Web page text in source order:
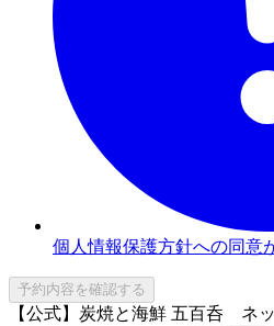
個人情報保護方針への同意
予約内容を確認する
【公式】炭焼と海鮮 五百呑 ネ